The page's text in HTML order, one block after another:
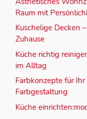
Raum mit
Kuschelige Decken
Zuhause
Küche richtig
im Alltag
Farbkonzepte für
Farbgestaltung
Küche